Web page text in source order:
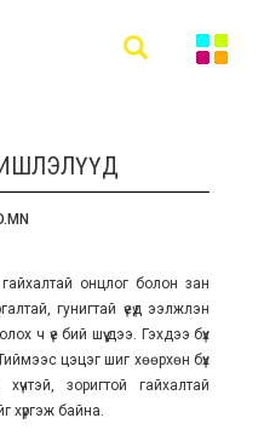
ИШЛЭЛҮҮД
гайхалтай онцлог болон зан
гунигтай үеүд ээлжлэн
ч үе бий шүү дээ. Гэхдээ бүх
цэцэг шиг хөөрхөн бүх
зоригтой гайхалтай
хүргэж байна.